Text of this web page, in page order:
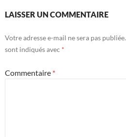
LAISSER UN COMMENTAIRE
Votre adresse e-mail ne sera pas publiée.
sont indiqués avec *
Commentaire *